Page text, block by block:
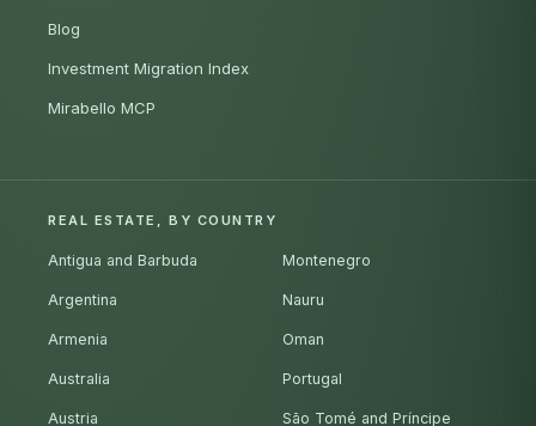
Blog
Investment Migration Index
Mirabello MCP
REAL ESTATE, BY COUNTRY
Antigua and Barbuda
Argentina
Armenia
Australia
Austria
Montenegro
Nauru
Oman
Portugal
São Tomé and Príncipe